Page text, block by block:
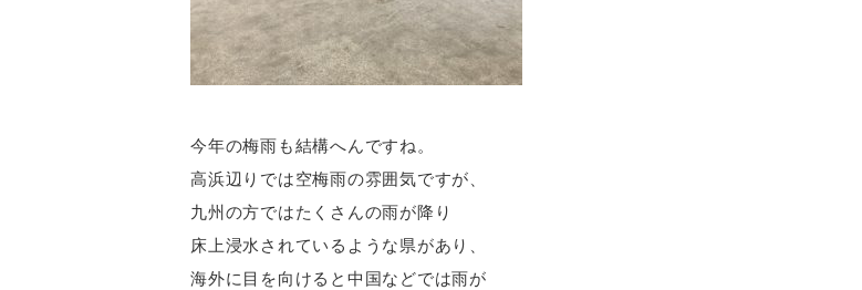
今年の梅雨も結構へんですね。
高浜辺りでは空梅雨の雰囲気ですが、
九州の方ではたくさんの雨が降り
床上浸水されているような県があり、
海外に目を向けると中国などでは雨が